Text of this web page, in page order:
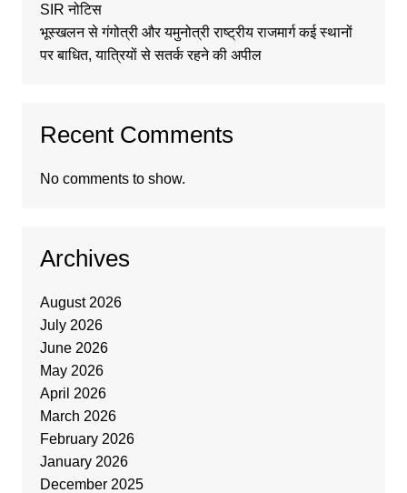
SIR नोटिस
भूस्खलन से गंगोत्री और यमुनोत्री राष्ट्रीय राजमार्ग कई स्थानों
पर बाधित, यात्रियों से सतर्क रहने की अपील
Recent Comments
No comments to show.
Archives
August 2026
July 2026
June 2026
May 2026
April 2026
March 2026
February 2026
January 2026
December 2025